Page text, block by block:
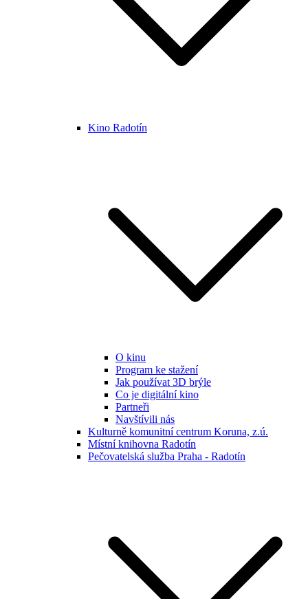
Kino Radotín
O kinu
Program ke stažení
Jak používat 3D brýle
Co je digitální kino
Partneři
Navštívili nás
Kulturně komunitní centrum Koruna, z.ú.
Místní knihovna Radotín
Pečovatelská služba Praha - Radotín